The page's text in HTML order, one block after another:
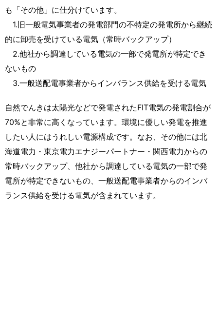
も「その他」に仕分けています。
1.旧一般電気事業者の発電部門の不特定の発電所から継続
的に卸売を受けている電気（常時バックアップ）
2.他社から調達している電気の一部で発電所が特定でき
ないもの
3.一般送配電事業者からインバランス供給を受ける電気
自然でんきは太陽光などで発電されたFIT電気の発電割合が
70%と非常に高くなっています。環境に優しい発電を推進
したい人にはうれしい電源構成です。なお、その他には北
海道電力・東京電力エナジーパートナー・関西電力からの
常時バックアップ、他社から調達している電気の一部で発
電所が特定できないもの、一般送配電事業者からのインバ
ランス供給を受ける電気が含まれています。